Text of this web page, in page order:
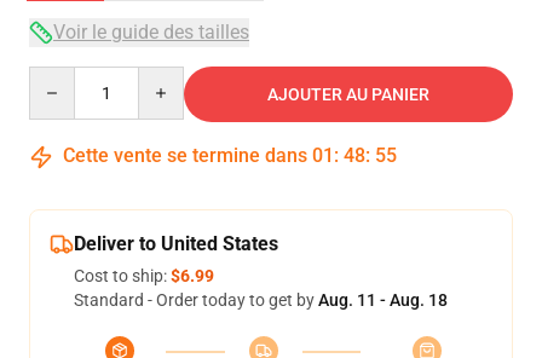
Voir le guide des tailles
AJOUTER AU PANIER
Cette vente se termine dans 01 : 48: 54
Deliver to United States
Cost to ship:$6.99
Standard - Order today to get byAug. 11 - Aug. 18